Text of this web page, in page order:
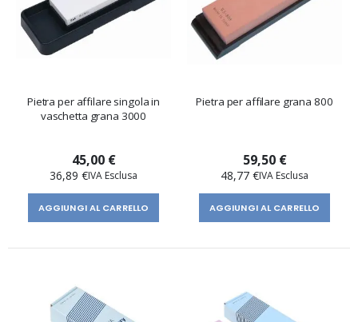
Pietra per affilare singola in
vaschetta grana 3000
45,00 €
36,89 €
AGGIUNGI AL CARRELLO
Pietra per affilare grana 800
59,50 €
48,77 €
AGGIUNGI AL CARRELLO